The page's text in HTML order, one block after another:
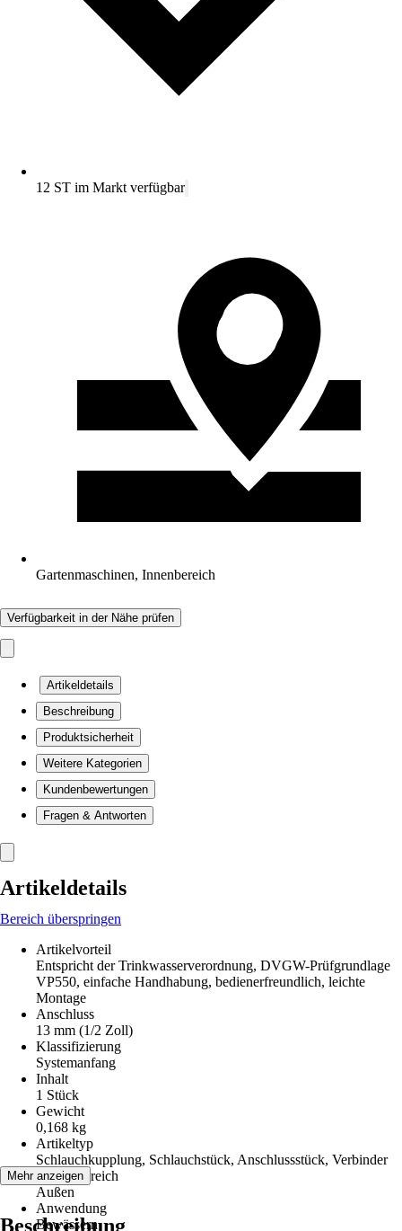
12 ST im Markt verfügbar
Gartenmaschinen, Innenbereich
Verfügbarkeit in der Nähe prüfen
Artikeldetails
Beschreibung
Produktsicherheit
Weitere Kategorien
Kundenbewertungen
Fragen & Antworten
Artikeldetails
Bereich überspringen
Artikelvorteil
Entspricht der Trinkwasserverordnung, DVGW-Prüfgrundlage
VP550, einfache Handhabung, bedienerfreundlich, leichte
Montage
Anschluss
13 mm (1/2 Zoll)
Klassifizierung
Systemanfang
Inhalt
1 Stück
Gewicht
0,168 kg
Artikeltyp
Schlauchkupplung, Schlauchstück, Anschlussstück, Verbinder
Einsatzbereich
Außen
Anwendung
Bewässern
Mehr anzeigen
Beschreibung